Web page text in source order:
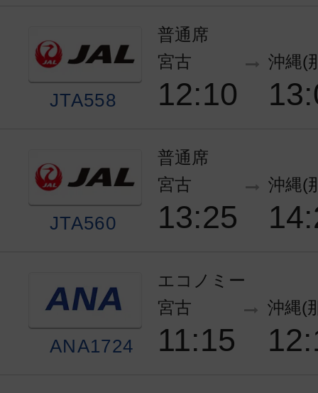
JTA558
普通席
宮古
12:10
沖縄(
JTA560
普通席
宮古
13:25
沖縄(
ANA1724
エコノミー
宮古
11:15
沖縄(